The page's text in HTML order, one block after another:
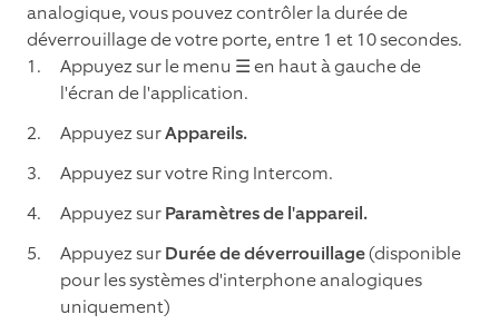
analogique, vous pouvez contrôler la durée de
déverrouillage de votre porte, entre 1 et 10 secondes.
Appuyez sur le menu ☰ en haut à gauche de
l'écran de l'application.
Appuyez surAppareils.
Appuyez sur votre Ring Intercom.
Appuyez surParamètres de l'appareil.
Appuyez surDurée de déverrouillage(disponible
pour les systèmes d'interphone analogiques
uniquement)